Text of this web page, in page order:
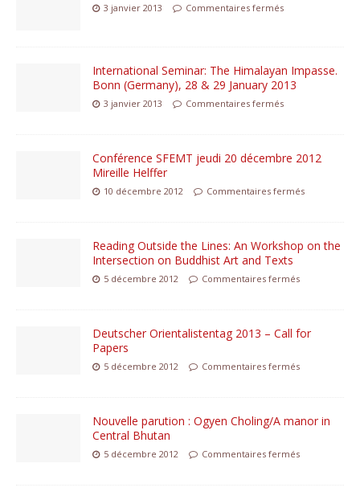
3 janvier 2013 Commentaires fermés
International Seminar: The Himalayan Impasse.
Bonn (Germany), 28 & 29 January 2013
3 janvier 2013 Commentaires fermés
Conférence SFEMT jeudi 20 décembre 2012
Mireille Helffer
10 décembre 2012 Commentaires fermés
Reading Outside the Lines: An Workshop on the
Intersecti​on on Buddhist Art and Texts
5 décembre 2012 Commentaires fermés
Deutscher Orientalis​tentag 2013 – Call for
Papers
5 décembre 2012 Commentaires fermés
Nouvelle parution : Ogyen Choling/A manor in
Central Bhutan
5 décembre 2012 Commentaires fermés